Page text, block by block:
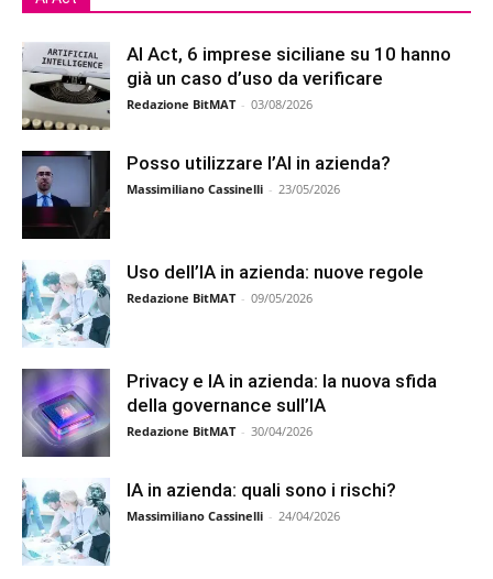
AI Act, 6 imprese siciliane su 10 hanno
già un caso d’uso da verificare
Redazione BitMAT - 03/08/2026
Posso utilizzare l’AI in azienda?
Massimiliano Cassinelli - 23/05/2026
Uso dell’IA in azienda: nuove regole
Redazione BitMAT - 09/05/2026
Privacy e IA in azienda: la nuova sfida
della governance sull’IA
Redazione BitMAT - 30/04/2026
IA in azienda: quali sono i rischi?
Massimiliano Cassinelli - 24/04/2026